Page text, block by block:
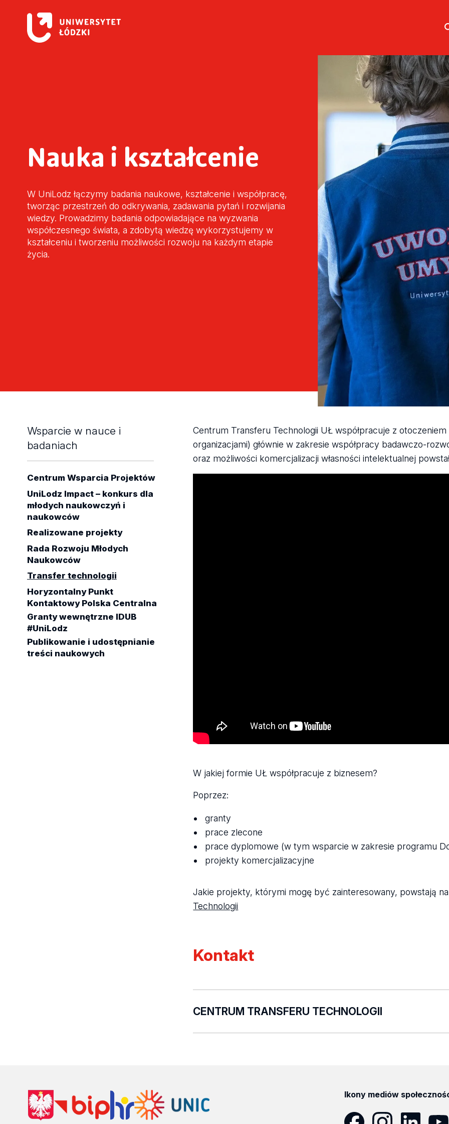
Nauka i kształcenie
W UniLodz łączymy badania naukowe, kształcenie i współpracę,
tworząc przestrzeń do odkrywania, zadawania pytań i rozwijania
wiedzy. Prowadzimy badania odpowiadające na wyzwania
współczesnego świata, a zdobytą wiedzę wykorzystujemy w
kształceniu i tworzeniu możliwości rozwoju na każdym etapie
życia.
Wsparcie w nauce i
badaniach
Centrum Wsparcia Projektów
UniLodz Impact – konkurs dla
młodych naukowczyń i
naukowców
Realizowane projekty
Rada Rozwoju Młodych
Naukowców
Transfer technologii
Horyzontalny Punkt
Kontaktowy Polska Centralna
Granty wewnętrzne IDUB
#UniLodz
Publikowanie i udostępnianie
treści naukowych
Centrum Transferu Technologii UŁ współpracuje z
organizacjami) głównie w zakresie współpracy badawczo-
oraz możliwości komercjalizacji własności intelektualnej
W jakiej formie UŁ współpracuje z biznesem?
Poprzez:
granty
prace zlecone
prace dyplomowe (w tym wsparcie w zakresie programu
projekty komercjalizacyjne
Jakie projekty, którymi mogę być zainteresowany, powstają
Technologii
Kontakt
CENTRUM TRANSFERU TECHNOLOGII
Ikony mediów